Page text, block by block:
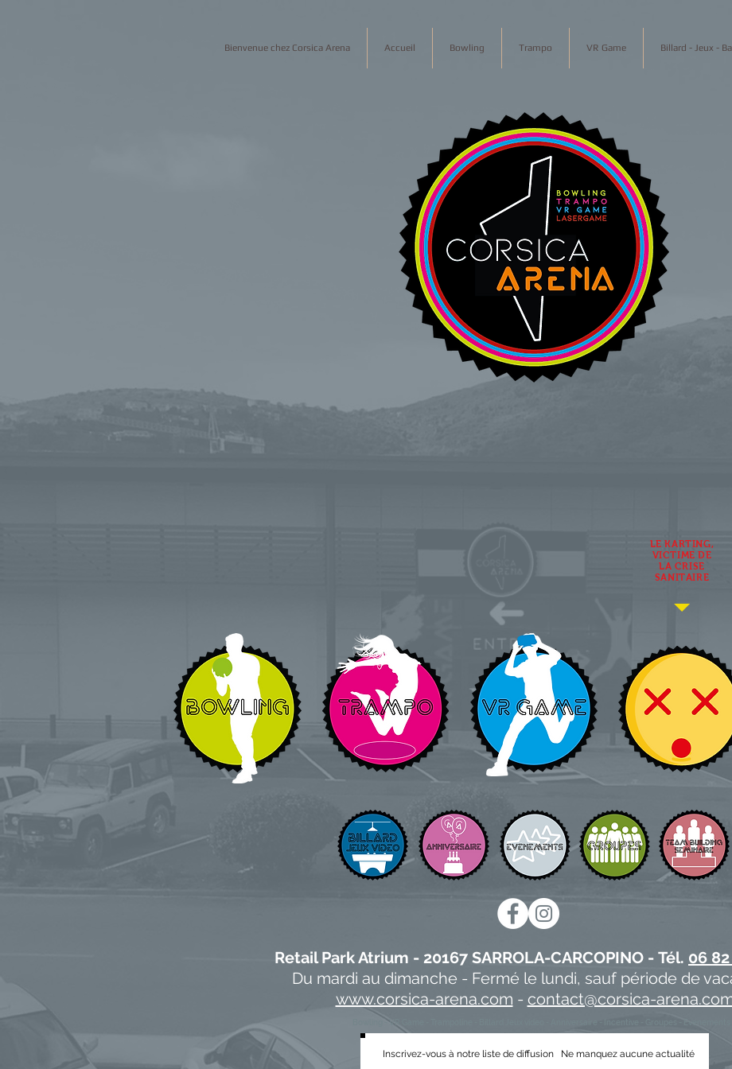
Bienvenue chez Corsica Arena Accueil Bowling Trampo VR Game Billard - Jeux -
LE KARTING,
VICTIME DE
LA CRISE
SANITAIRE
Retail Park Atrium - 20167 SARROLA-CARCOPINO - Tél. 06
Du mardi au dimanche - Fermé le lundi, sauf période de
www.corsica-arena.com - contact@corsica-
Bowling - VR Game - Trampoline - Billard Jeux video - Anniversaire - Incentive - Groupes - Evenements
Inscrivez-vous à notre liste de diffusion Ne manquez aucune actualité